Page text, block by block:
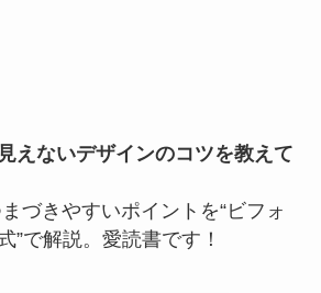
えないデザインのコツを教えて
づきやすいポイントを“ビフォ
”で解説。愛読書です！